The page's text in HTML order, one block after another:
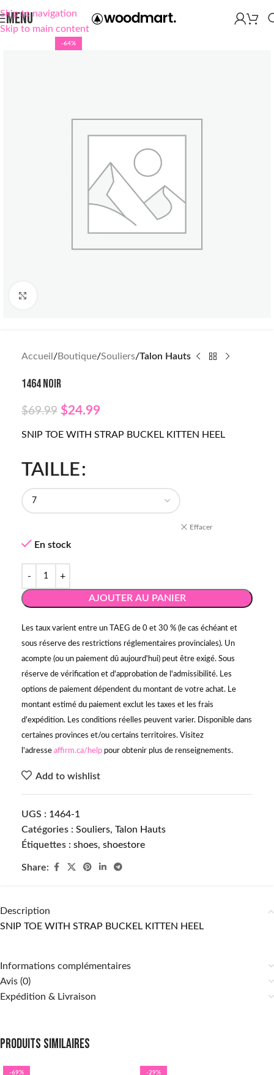
Skip to navigation
Skip to main content
MENU
-64%
Accueil Boutique Souliers Talon Hauts
1464 NOIR
$69.99 $24.99
SNIP TOE WITH STRAP BUCKEL KITTEN HEEL
TAILLE
Effacer
En stock
AJOUTER AU PANIER
Les taux varient entre un TAEG de 0 et 30 % (le cas échéant et
sous réserve des restrictions réglementaires provinciales). Un
acompte (ou un paiement dû aujourd'hui) peut être exigé. Sous
réserve de vérification et d'approbation de l'admissibilité. Les
options de paiement dépendent du montant de votre achat. Le
montant estimé du paiement exclut les taxes et les frais
d'expédition. Les conditions réelles peuvent varier. Disponible dans
certaines provinces et/ou certains territoires. Visitez
l'adresse affirm.ca/help pour obtenir plus de renseignements.
Add to wishlist
UGS : 1464-1
Catégories : Souliers, Talon Hauts
Étiquettes : shoes, shoestore
Share:
Description
SNIP TOE WITH STRAP BUCKEL KITTEN HEEL
Informations complémentaires
Avis (0)
Expédition & Livraison
Produits similaires
-69% -29%